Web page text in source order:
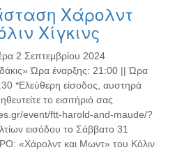
Χάρολντ
Χίγκινς
2 Σεπτεμβρίου 2024
Ώρα έναρξης: 21:00 || Ώρα
*Ελεύθερη είσοδος, αυστηρά
το εισιτήριό σας
event/ftt-harold-and-maude/?
εισόδου το Σάββατο 31
«Χάρολντ και Μωντ» του Κόλιν